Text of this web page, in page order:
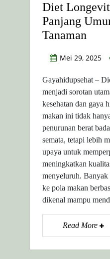
Diet
Panjang
Tanaman
Mei 29, 2025
Gayahidupsehat –
menjadi sorotan
kesehatan dan gaya
makan ini tidak
penurunan berat
semata, tetapi lebih
upaya untuk
meningkatkan
menyeluruh.
ke pola makan
dikenal mampu
Read More